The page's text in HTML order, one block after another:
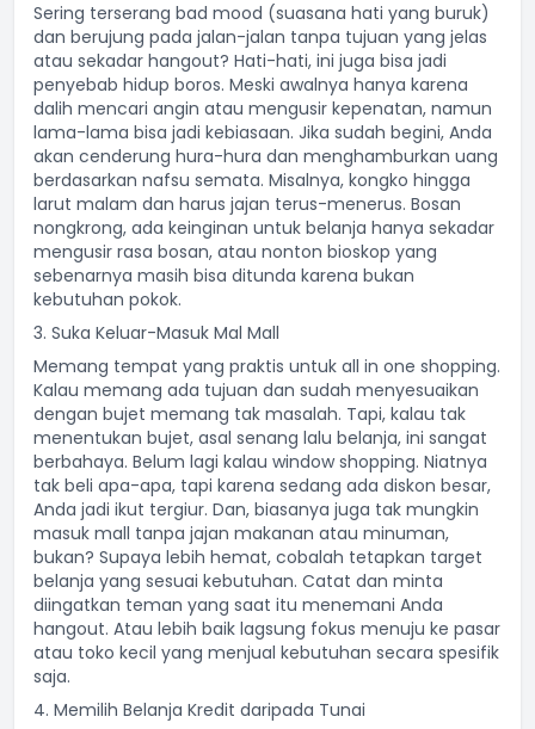
Sering terserang bad mood (suasana hati yang buruk)
dan berujung pada jalan-jalan tanpa tujuan yang jelas
atau sekadar hangout? Hati-hati, ini juga bisa jadi
penyebab hidup boros. Meski awalnya hanya karena
dalih mencari angin atau mengusir kepenatan, namun
lama-lama bisa jadi kebiasaan. Jika sudah begini, Anda
akan cenderung hura-hura dan menghamburkan uang
berdasarkan nafsu semata. Misalnya, kongko hingga
larut malam dan harus jajan terus-menerus. Bosan
nongkrong, ada keinginan untuk belanja hanya sekadar
mengusir rasa bosan, atau nonton bioskop yang
sebenarnya masih bisa ditunda karena bukan
kebutuhan pokok.
3. Suka Keluar-Masuk Mal Mall
Memang tempat yang praktis untuk all in one shopping.
Kalau memang ada tujuan dan sudah menyesuaikan
dengan bujet memang tak masalah. Tapi, kalau tak
menentukan bujet, asal senang lalu belanja, ini sangat
berbahaya. Belum lagi kalau window shopping. Niatnya
tak beli apa-apa, tapi karena sedang ada diskon besar,
Anda jadi ikut tergiur. Dan, biasanya juga tak mungkin
masuk mall tanpa jajan makanan atau minuman,
bukan? Supaya lebih hemat, cobalah tetapkan target
belanja yang sesuai kebutuhan. Catat dan minta
diingatkan teman yang saat itu menemani Anda
hangout. Atau lebih baik lagsung fokus menuju ke pasar
atau toko kecil yang menjual kebutuhan secara spesifik
saja.
4. Memilih Belanja Kredit daripada Tunai